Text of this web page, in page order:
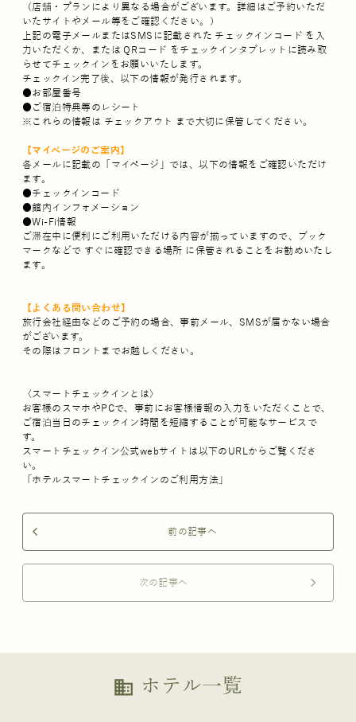
（店舗・プランにより異なる場合がございます。詳細はご予約いただ
いたサイトやメール等をご確認ください。）
上記の電子メールまたはSMSに記載された チェックインコード を入
力いただくか、または QRコード をチェックインタブレットに読み取
らせてチェックインをお願いいたします。
チェックイン完了後、以下の情報が発行されます。
●お部屋番号
●ご宿泊特典等のレシート
※これらの情報は チェックアウト まで大切に保管してください。
【マイページのご案内】
各メールに記載の「マイページ」では、以下の情報をご確認いただけ
ます。
●チェックインコード
●館内インフォメーション
●Wi-Fi情報
ご滞在中に便利にご利用いただける内容が揃っていますので、ブック
マークなどで すぐに確認できる場所 に保管されることをお勧めいたし
ます。
【よくある問い合わせ】
旅行会社経由などのご予約の場合、事前メール、SMSが届かない場合
がございます。
その際はフロントまでお越しください。
〈スマートチェックインとは〉
お客様のスマホやPCで、事前にお客様情報の入力をいただくことで、
ご宿泊当日のチェックイン時間を短縮することが可能なサービスで
す。
スマートチェックイン公式webサイトは以下のURLからご覧くださ
い。
「ホテルスマートチェックインのご利用方法」
arrow_back_ios 前の記事へ
次の記事へ arrow_forward_ios
business ホテル一覧